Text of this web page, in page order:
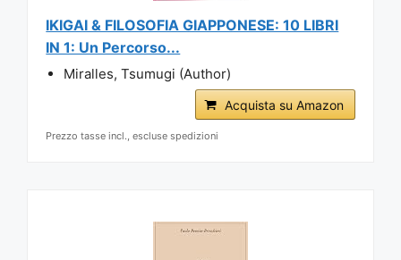
IKIGAI & FILOSOFIA GIAPPONESE: 10 LIBRI
IN 1: Un Percorso...
Miralles, Tsumugi (Author)
Acquista su Amazon
Prezzo tasse incl., escluse spedizioni